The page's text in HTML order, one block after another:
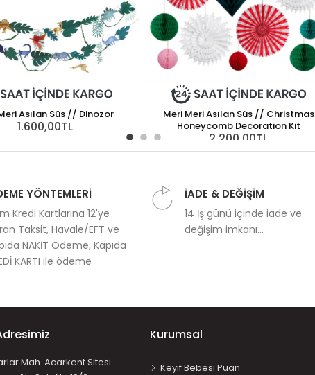
Asılan Süs // Dinozor
1.600,00TL
Meri Meri Asılan Süs // Christmas
Honeycomb Decoration Kit
2.200,00TL
YÖNTEMLERİ
Kredi Kartlarına 12'ye
Taksit, Havale/EFT ve
NAKİT Ödeme, Kapıda
KARTI ile ödeme
İADE & DEĞİŞİM
14 İş günü içinde iade ve
değişim imkanı...
Mah. Acarkent Sitesi
Kurumsal
Keyif Bebesi Puan